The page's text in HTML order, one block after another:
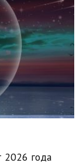
2026 года